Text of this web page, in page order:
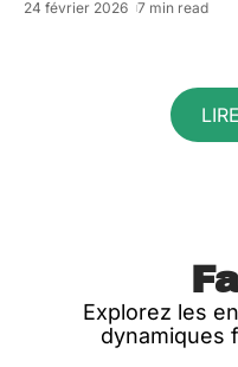
24 février 2026 7 min read
Explorez les
dynamiques